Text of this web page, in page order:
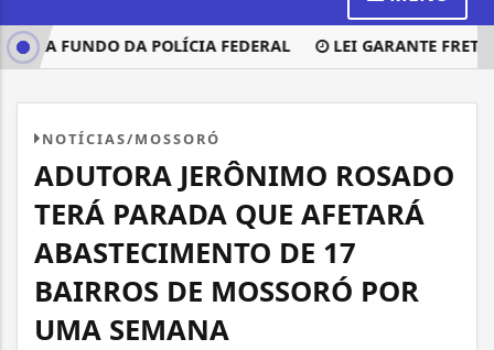
FUNDO DA POLÍCIA FEDERAL LEI GARANTE FRETE
NOTÍCIAS/MOSSORÓ
ADUTORA JERÔNIMO ROSADO
TERÁ PARADA QUE AFETARÁ
ABASTECIMENTO DE 17
BAIRROS DE MOSSORÓ POR
UMA SEMANA